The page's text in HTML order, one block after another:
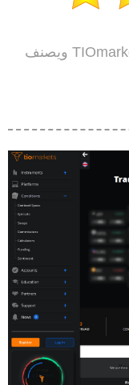
ويصنف TIOmarkets #17 984 لوسيط تداول العملات